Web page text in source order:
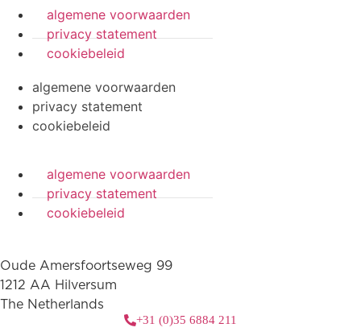
algemene voorwaarden
privacy statement
cookiebeleid
algemene voorwaarden
privacy statement
cookiebeleid
algemene voorwaarden
privacy statement
cookiebeleid
Oude Amersfoortseweg 99
1212 AA Hilversum
The Netherlands
+31 (0)35 6884 211